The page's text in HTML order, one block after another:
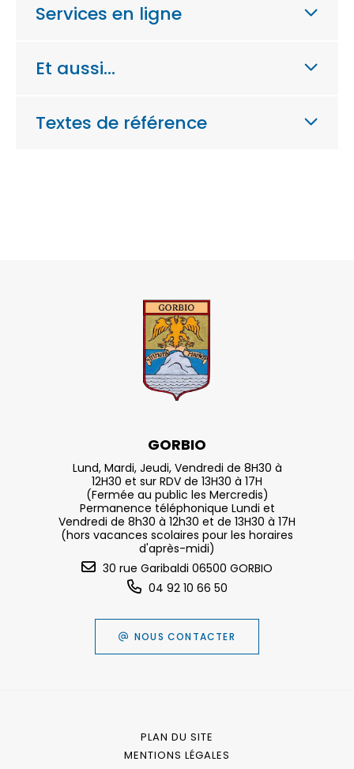
Services en ligne
Et aussi…
Textes de référence
GORBIO
Lund, Mardi, Jeudi, Vendredi de 8H30 à
12H30 et sur RDV de 13H30 à 17H
(Fermée au public les Mercredis)
Permanence téléphonique Lundi et
Vendredi de 8h30 à 12h30 et de 13H30 à 17H
(hors vacances scolaires pour les horaires
d'après-midi)
30 rue Garibaldi 06500 GORBIO
04 92 10 66 50
NOUS CONTACTER
PLAN DU SITE
MENTIONS LÉGALES